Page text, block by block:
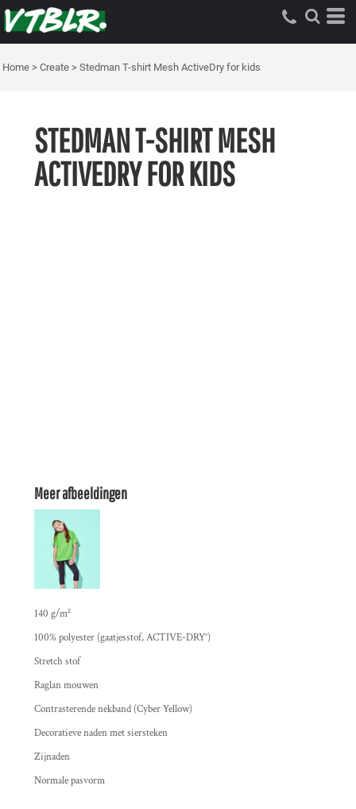
Home > Create > Stedman T-shirt Mesh ActiveDry for kids
STEDMAN T-SHIRT MESH
ACTIVEDRY FOR KIDS
Meer afbeeldingen
140 g/m²
100% polyester (gaatjesstof, ACTIVE-DRY°)
Stretch stof
Raglan mouwen
Contrasterende nekband (Cyber Yellow)
Decoratieve naden met siersteken
Zijnaden
Normale pasvorm